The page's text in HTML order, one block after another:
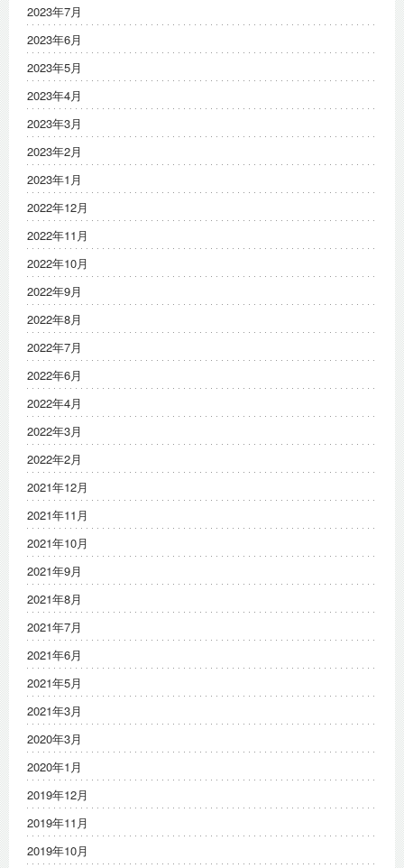
2023年7月
2023年6月
2023年5月
2023年4月
2023年3月
2023年2月
2023年1月
2022年12月
2022年11月
2022年10月
2022年9月
2022年8月
2022年7月
2022年6月
2022年4月
2022年3月
2022年2月
2021年12月
2021年11月
2021年10月
2021年9月
2021年8月
2021年7月
2021年6月
2021年5月
2021年3月
2020年3月
2020年1月
2019年12月
2019年11月
2019年10月